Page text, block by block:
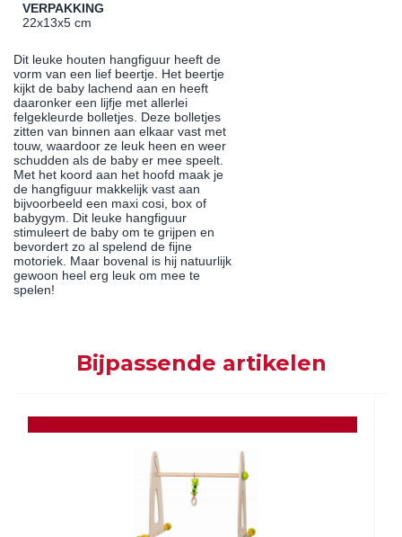
VERPAKKING
22x13x5 cm
Dit leuke houten hangfiguur heeft de
vorm van een lief beertje. Het beertje
kijkt de baby lachend aan en heeft
daaronker een lijfje met allerlei
felgekleurde bolletjes. Deze bolletjes
zitten van binnen aan elkaar vast met
touw, waardoor ze leuk heen en weer
schudden als de baby er mee speelt.
Met het koord aan het hoofd maak je
de hangfiguur makkelijk vast aan
bijvoorbeeld een maxi cosi, box of
babygym. Dit leuke hangfiguur
stimuleert de baby om te grijpen en
bevordert zo al spelend de fijne
motoriek. Maar bovenal is hij natuurlijk
gewoon heel erg leuk om mee te
spelen!
Bijpassende artikelen